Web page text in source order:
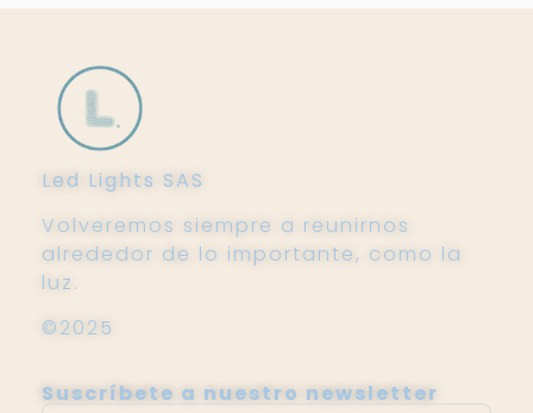
Led Lights SAS
Volveremos siempre a reunirnos
alrededor de lo importante, como la
luz.
©2025
Suscríbete a nuestro newsletter